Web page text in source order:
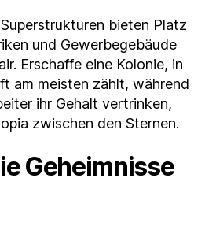
bieten Platz
und Gewerbegebäude
Erschaffe eine Kolonie, in
am meisten zählt, während
ihr Gehalt vertrinken,
zwischen den Sternen.
Geheimnisse